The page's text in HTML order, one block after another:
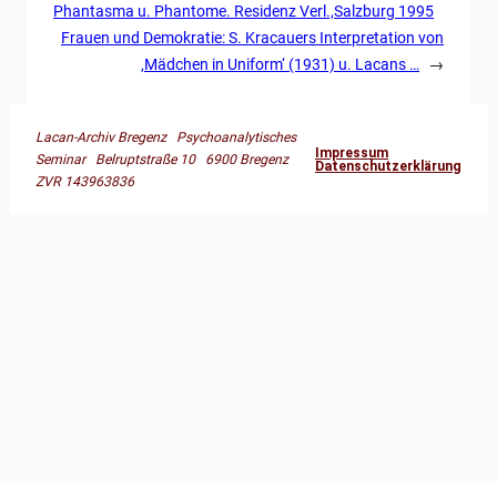
Phantasma u. Phantome. Residenz Verl.,Salzburg 1995
Frauen und Demokratie: S. Kracauers Interpretation von
‚Mädchen in Uniform‘ (1931) u. Lacans …
→
Lacan-Archiv Bregenz Psychoanalytisches
Seminar Belruptstraße 10 6900 Bregenz
ZVR 143963836
Impressum
Datenschutzerklärung